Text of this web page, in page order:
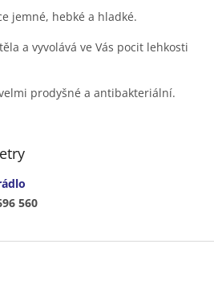
jemné, hebké a hladké.
a vyvolává ve Vás pocit lehkosti
prodyšné a antibakteriální.
560